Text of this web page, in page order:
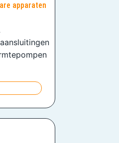
apparaten